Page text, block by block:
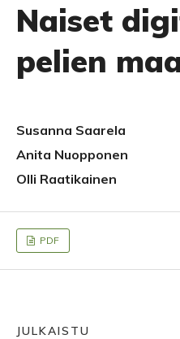
Naiset
pelien
Susanna Saarela
Anita Nuopponen
Olli Raatikainen
PDF
JULKAISTU